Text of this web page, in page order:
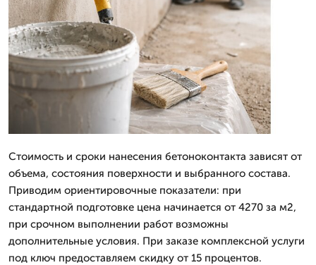
Стоимость и сроки нанесения бетоноконтакта зависят от
объема, состояния поверхности и выбранного состава.
Приводим ориентировочные показатели: при
стандартной подготовке цена начинается от 4270 за м2,
при срочном выполнении работ возможны
дополнительные условия. При заказе комплексной услуги
под ключ предоставляем скидку от 15 процентов.